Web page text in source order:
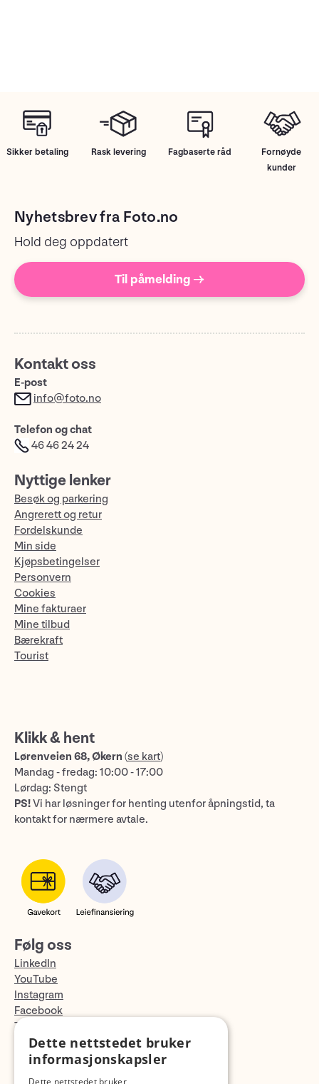
Sikker betaling Rask levering Fagbaserte råd
Fornøyde
kunder
Nyhetsbrev fra Foto.no
Hold deg oppdatert
Til påmelding →
Kontakt oss
E-post
info@foto.no
Telefon og chat
46 46 24 24
Nyttige lenker
Besøk og parkering
Angrerett og retur
Fordelskunde
Min side
Kjøpsbetingelser
Personvern
Cookies
Mine fakturaer
Mine tilbud
Bærekraft
Tourist
Klikk & hent
Lørenveien 68, Økern (se kart)
Mandag - fredag: 10:00 - 17:00
Lørdag: Stengt
PS!Vi har løsninger for henting utenfor åpningstid, ta
kontakt for nærmere avtale.
Følg oss
LinkedIn
YouTube
Instagram
Facebook
TikTok
Fotopodden
Dette nettstedet bruker
informasjonskapsler
Dette nettstedet bruker